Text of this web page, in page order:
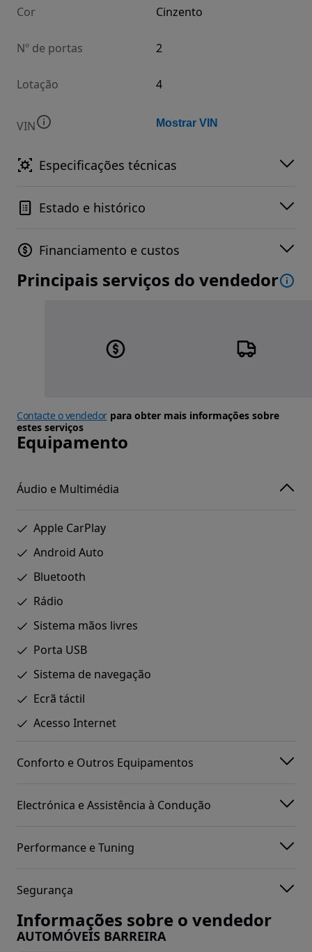
Cor Cinzento
Nº de portas 2
Lotação 4
VIN Mostrar VIN
Especificações técnicas
Estado e histórico
Financiamento e custos
Principais serviços do vendedor
Contacte o vendedorpara obter mais informações sobre
estes serviços
Equipamento
Áudio e Multimédia
Apple CarPlay
Android Auto
Bluetooth
Rádio
Sistema mãos livres
Porta USB
Sistema de navegação
Ecrã táctil
Acesso Internet
Conforto e Outros Equipamentos
Electrónica e Assistência à Condução
Performance e Tuning
Segurança
Informações sobre o vendedor
AUTOMÓVEIS BARREIRA